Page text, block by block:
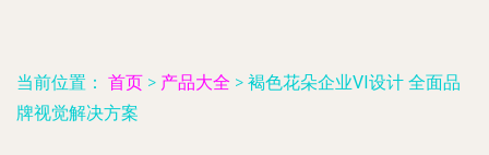
当前位置： 首页 > 产品大全 > 褐色花朵企业VI设计 全面品
牌视觉解决方案